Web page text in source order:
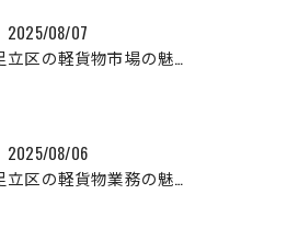
2025/08/07
足立区の軽貨物市場の魅力
2025/08/06
足立区の軽貨物業務の魅力